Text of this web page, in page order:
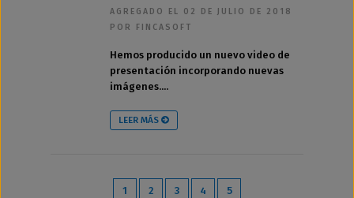
AGREGADO EL 02 DE JULIO DE 2018
POR FINCASOFT
Hemos producido un nuevo video de
presentación incorporando nuevas
imágenes....
LEER MÁS
1 2 3 4 5